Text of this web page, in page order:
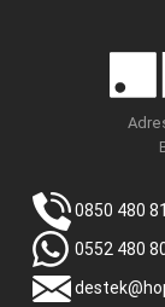
0850 480
0552 480